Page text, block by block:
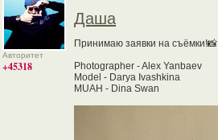
Авторитет
+45318
Даша
Принимаю заявки на съёмки!📸
Photographer - Alex Yanbaev
Model - Darya Ivashkina
MUAH - Dina Swan